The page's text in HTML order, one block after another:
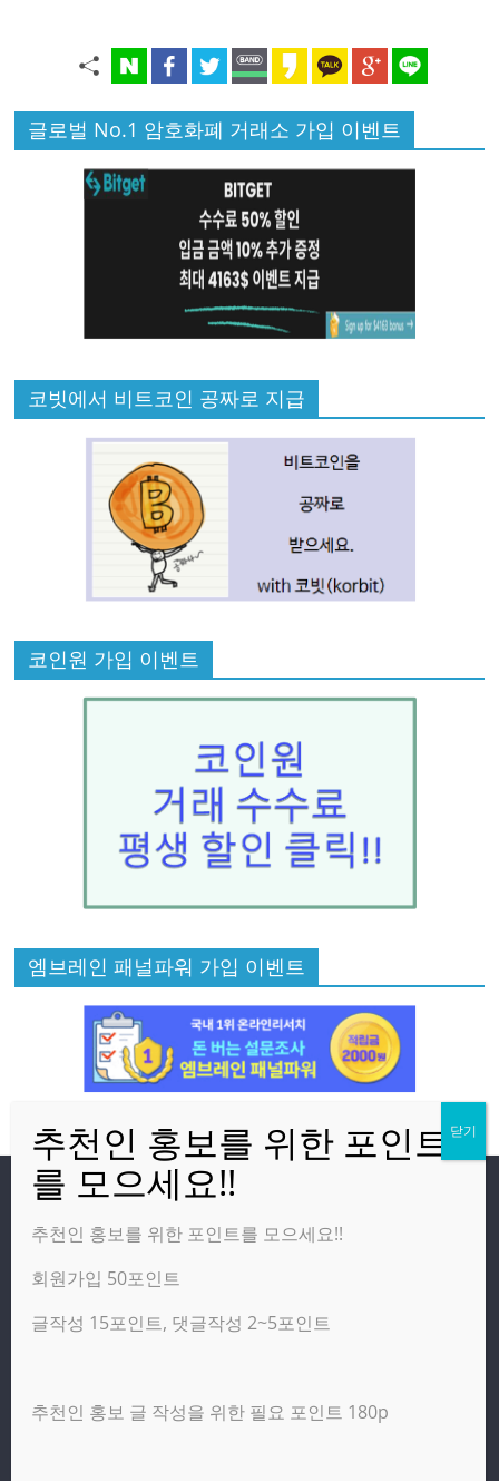
글로벌 No.1 암호화폐 거래소 가입 이벤트
코빗에서 비트코인 공짜로 지급
코인원 가입 이벤트
엠브레인 패널파워 가입 이벤트
방문자
온라인 방문자:2
오늘의 조회수:3,007
광고 제휴 홍보 일반 문의 : apptechgo@naver.com
추천인 홍보를 위한 포인트를 모으세요!!
회원가입 50포인트
글작성 15포인트, 댓글작성 2~5포인트
추천인 홍보 글 작성을 위한 필요 포인트 180p